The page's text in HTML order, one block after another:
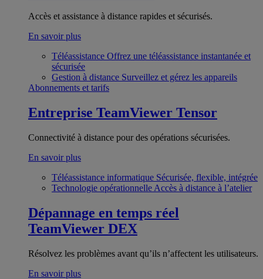
Accès et assistance à distance rapides et sécurisés.
En savoir plus
Téléassistance Offrez une téléassistance instantanée et
sécurisée
Gestion à distance Surveillez et gérez les appareils
Abonnements et tarifs
Entreprise TeamViewer Tensor
Connectivité à distance pour des opérations sécurisées.
En savoir plus
Téléassistance informatique Sécurisée, flexible, intégrée
Technologie opérationnelle Accès à distance à l’atelier
Dépannage en temps réel
TeamViewer DEX
Résolvez les problèmes avant qu’ils n’affectent les utilisateurs.
En savoir plus